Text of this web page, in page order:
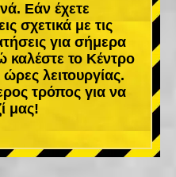
Εάν έχετε
σχετικά με τις
για σήμερα
καλέστε το Κέντρο
λειτουργίας.
τρόπος για να
μας!